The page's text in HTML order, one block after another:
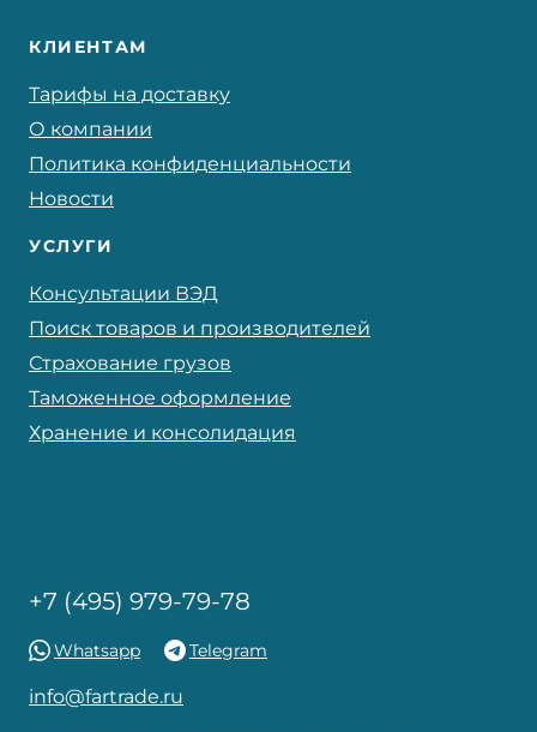
КЛИЕНТАМ
Тарифы на доставку
О компании
Политика конфиденциальности
Новости
УСЛУГИ
Консультации ВЭД
Поиск товаров и производителей
Страхование грузов
Таможенное оформление
Хранение и консолидация
+7 (495) 979-79-78
Whatsapp Telegram
info@fartrade.ru